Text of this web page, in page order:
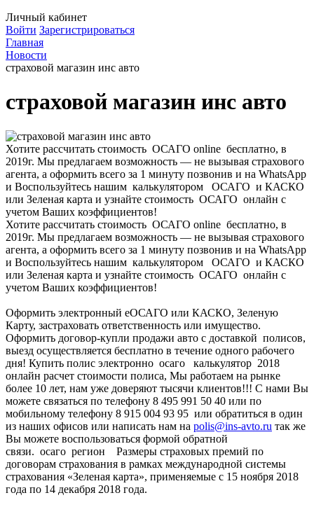
Личный кабинет
Войти Зарегистрироваться
Главная
Новости
страховой магазин инс авто
страховой магазин инс авто
Хотите рассчитать стоимость ОСАГО online бесплатно, в
2019г. Мы предлагаем возможность — не вызывая страхового
агента, а оформить всего за 1 минуту позвонив и на WhatsApp
и Воспользуйтесь нашим калькулятором ОСАГО и КАСКО
или Зеленая карта и узнайте стоимость ОСАГО онлайн с
учетом Ваших коэффициентов!
Хотите рассчитать стоимость ОСАГО online бесплатно, в
2019г. Мы предлагаем возможность — не вызывая страхового
агента, а оформить всего за 1 минуту позвонив и на WhatsApp
и Воспользуйтесь нашим калькулятором ОСАГО и КАСКО
или Зеленая карта и узнайте стоимость ОСАГО онлайн с
учетом Ваших коэффициентов!
Оформить электронный еОСАГО или КАСКО, Зеленую
Карту, застраховать ответственность или имущество.
Оформить договор-купли продажи авто с доставкой полисов,
выезд осуществляется бесплатно в течение одного рабочего
дня! Купить полис электронно осаго калькулятор 2018
онлайн расчет стоимости полиса, Мы работаем на рынке
более 10 лет, нам уже доверяют тысячи клиентов!!! C нами Вы
можете связаться по телефону 8 495 991 50 40 или по
мобильному телефону 8 915 004 93 95 или обратиться в один
из наших офисов или написать нам на polis@ins-avto.ru так же
Вы можете воспользоваться формой обратной
связи. осаго регион Размеры страховых премий по
договорам страхования в рамках международной системы
страхования «Зеленая карта», применяемые с 15 ноября 2018
года по 14 декабря 2018 года.